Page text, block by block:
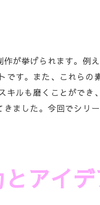
住まい
暮らしを
が挙げられます。例
す。また、これらの
ルも磨くことができ
ました。今回でシリ
アイ